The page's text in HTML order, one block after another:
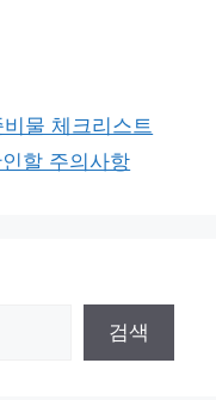
물 체크리스트
할 주의사항
검색